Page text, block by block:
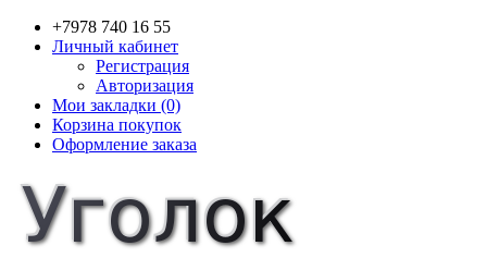
+7978 740 16 55
Личный кабинет
Регистрация
Авторизация
Мои закладки (0)
Корзина покупок
Оформление заказа